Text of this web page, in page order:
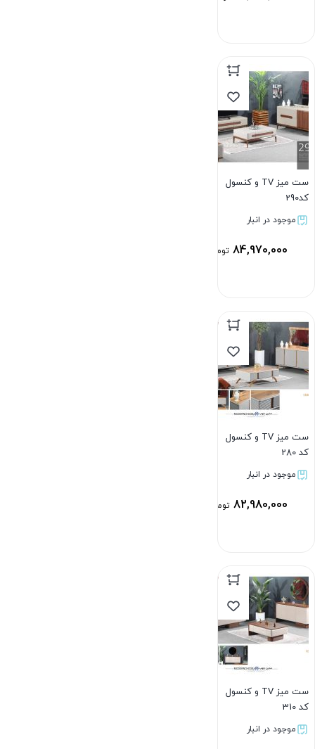
ست میز TV و کنسول
کد290
موجود در انبار
84,970,000 تومان
ست میز TV و کنسول
کد 280
موجود در انبار
82,980,000 تومان
ست میز TV و کنسول
کد 310
موجود در انبار